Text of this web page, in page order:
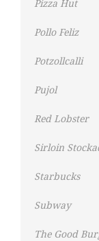
Pizza Hut
Pollo Feliz
Potzollcalli
Pujol
Red Lobster
Sirloin
Starbucks
Subway
The Good